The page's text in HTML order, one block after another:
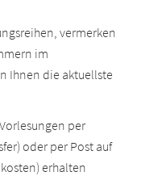
vermerken
im
Ihnen die aktuellste
per
oder per Post auf
erhalten